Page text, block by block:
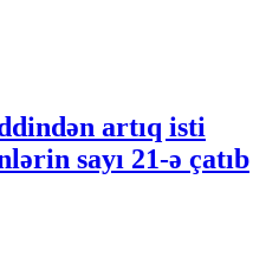
artıq isti
sayı 21-ə çatıb